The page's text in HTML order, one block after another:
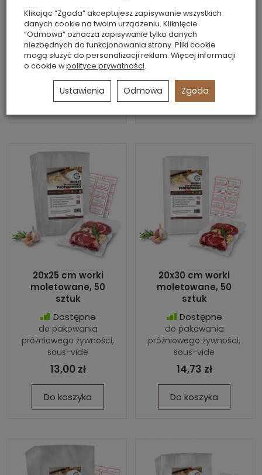
Dostępne
do pakowania
próżniowego żywności,
sous-vide
Dostępne
do pakowania
próżniowego żywności,
sous-vide
Do koszyka
20x25 cm worki
moletowane, 50
sztuk
Dostępne
do pakowania
próżniowego żywności,
sous-vide
13,00 zł
Do koszyka
20x30 cm worki
moletowane, 50
sztuk
Dostępne
do pakowania
próżniowego żywności,
sous-vide
14,73 zł
Do koszyka
Klikając “Zgoda” akceptujesz zapisywanie wszystkich
danych cookie na twoim urządzeniu. Kliknięcie
“Odmowa” oznacza zapisywanie tylko danych
niezbędnych do funkcjonowania strony. Pliki cookie
mogą służyć do personalizacji reklam. Więcej informacji
o cookie wpolityce prywatności.
Ustawienia Odmowa Zgoda